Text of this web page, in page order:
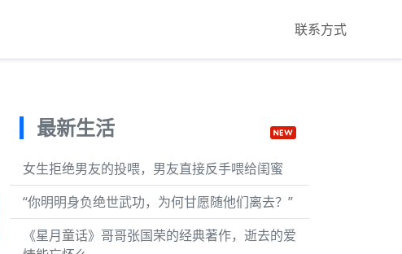
联系方式
最新生活
女生拒绝男友的投喂，男友直接反手喂给闺蜜
“你明明身负绝世武功，为何甘愿随他们离去？”
《星月童话》哥哥张国荣的经典著作，逝去的爱